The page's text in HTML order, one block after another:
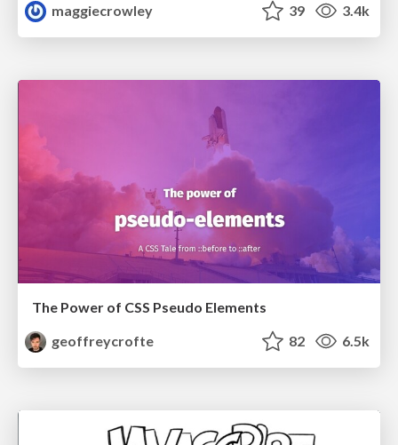
maggiecrowley
39 3.4k
The Power of CSS Pseudo Elements
geoffreycrofte
82 6.5k